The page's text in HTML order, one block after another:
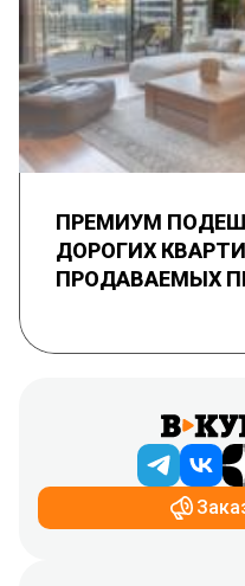
ПРЕМИУМ
ДОРОГИХ
ПРОДАВАЕМЫХ